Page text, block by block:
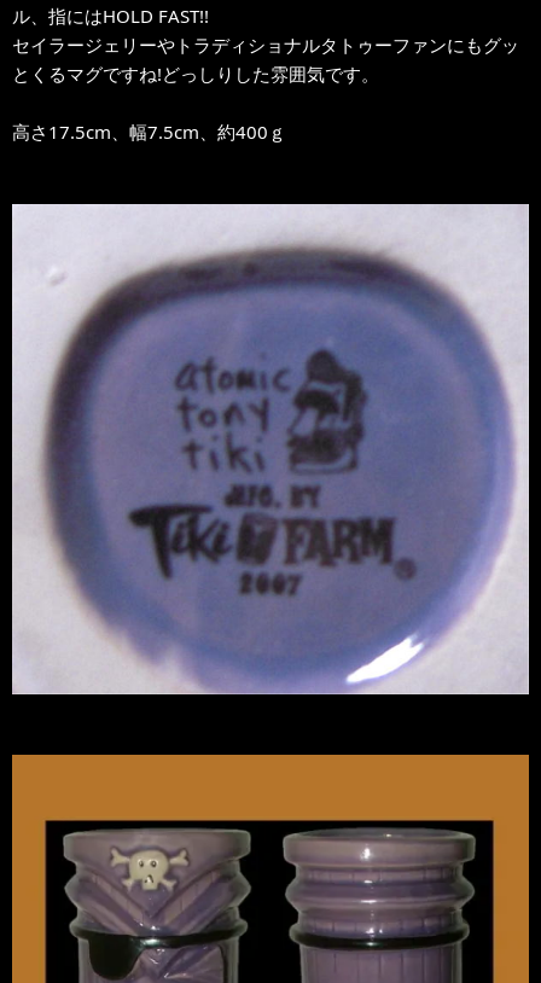
ル、指にはHOLD FAST!!
セイラージェリーやトラディショナルタトゥーファンにもグッ
とくるマグですね!どっしりした雰囲気です。
高さ17.5cm、幅7.5cm、約400ｇ